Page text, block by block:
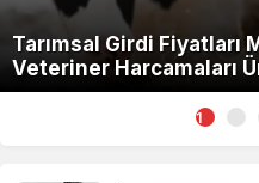
Tarımsal Girdi Fiyatları
Veteriner Harcamaları
1